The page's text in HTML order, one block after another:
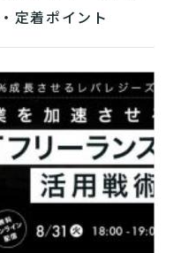
定着ポイント